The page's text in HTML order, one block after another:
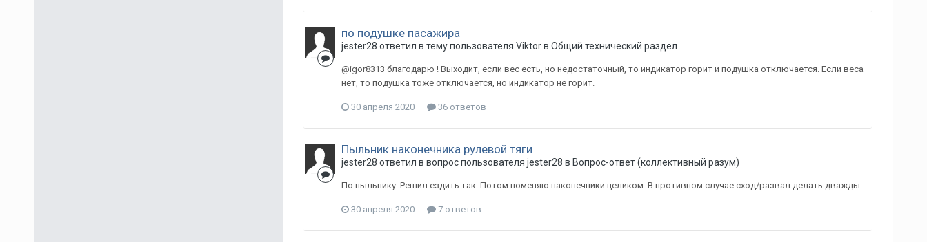
по подушке пасажира
jester28 ответил в тему пользователя Viktorв Общий технический раздел
@igor8313 благодарю ! Выходит, если вес есть, но недостаточный, то индикатор горит и подушка отключается. Если веса
нет, то подушка тоже отключается, но индикатор не горит.
30 апреля 2020 36 ответов
Пыльник наконечника рулевой тяги
jester28 ответил в вопрос пользователя jester28 в Вопрос-ответ (коллективный разум)
По пыльнику. Решил ездить так. Потом поменяю наконечники целиком. В противном случае сход/развал делать дважды.
30 апреля 2020 7 ответов